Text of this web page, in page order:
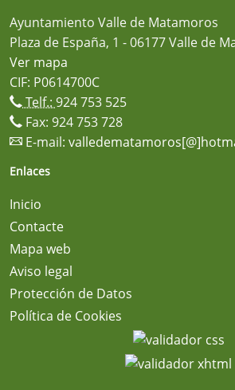
Ayuntamiento Valle de Matamoros
Plaza de España, 1 - 06177 Valle de
Ver mapa
CIF: P0614700C
Telf.: 924 753 525
Fax: 924 753 728
E-mail:
Enlaces
Inicio
Contacte
Mapa web
Aviso legal
Protección de Datos
Política de Cookies